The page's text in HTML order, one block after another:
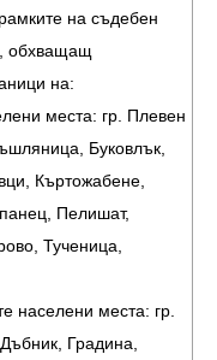
рамките на съдебен
обхващащ
на:
места: гр. Плевен
Буковлък,
Къртожабене,
Пелишат,
Тученица,
населени места: гр.
Градина,